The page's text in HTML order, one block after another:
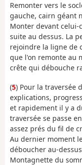
Remonter vers le
gauche, cairn géant
Monter devant
suite au dessus. La
rejoindre la ligne de
que l'on remonte au
crête qui débouche
(5) Pour la traversée
explications,
et rapidement il y a
traversée se passe
assez prés du fil de
Au dernier moment
déboucher au-
Montagnette du